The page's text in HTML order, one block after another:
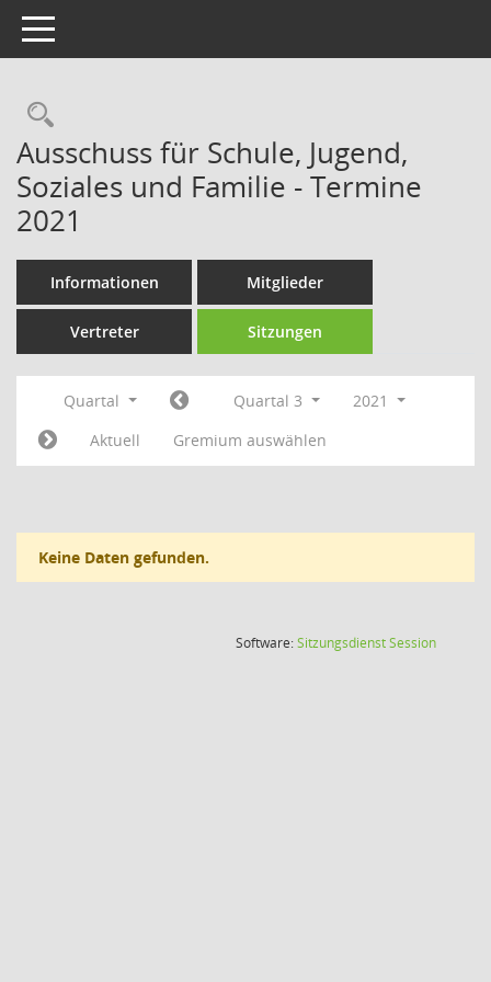
Toggle navigation
Rechercheauswahl
Ausschuss für Schule, Jugend,
Soziales und Familie - Termine
2021
Informationen Mitglieder
Vertreter Sitzungen
Quartal Quartal 3
2021
Aktuell
Gremium auswählen
Keine Daten gefunden.
Software:SitzungsdienstSession(Wird in